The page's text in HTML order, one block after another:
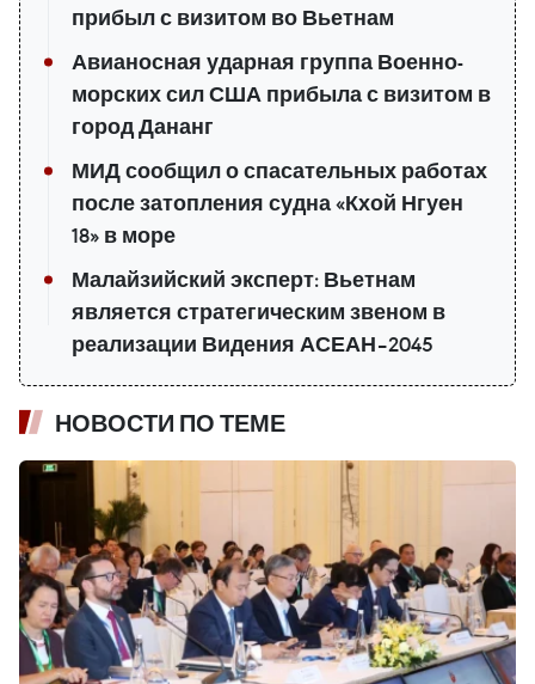
прибыл с визитом во Вьетнам
Авианосная ударная группа Военно-
морских сил США прибыла с визитом в
город Дананг
МИД сообщил о спасательных работах
после затопления судна «Кхой Нгуен
18» в море
Малайзийский эксперт: Вьетнам
является стратегическим звеном в
реализации Видения АСЕАН–2045
НОВОСТИ ПО ТЕМЕ